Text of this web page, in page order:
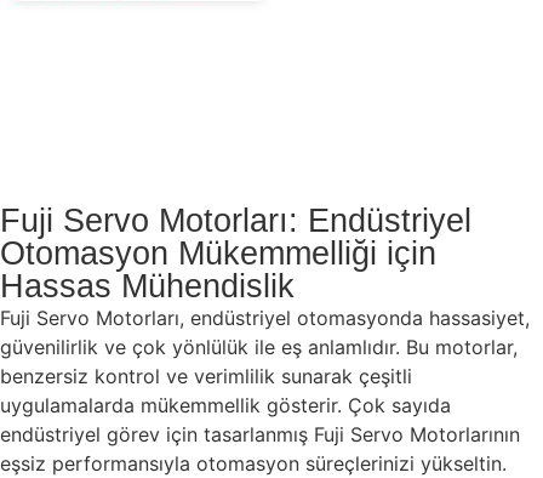
Fuji Servo Motorları: Endüstriyel
Otomasyon Mükemmelliği için
Hassas Mühendislik
Fuji Servo Motorları, endüstriyel otomasyonda hassasiyet,
güvenilirlik ve çok yönlülük ile eş anlamlıdır. Bu motorlar,
benzersiz kontrol ve verimlilik sunarak çeşitli
uygulamalarda mükemmellik gösterir. Çok sayıda
endüstriyel görev için tasarlanmış Fuji Servo Motorlarının
eşsiz performansıyla otomasyon süreçlerinizi yükseltin.